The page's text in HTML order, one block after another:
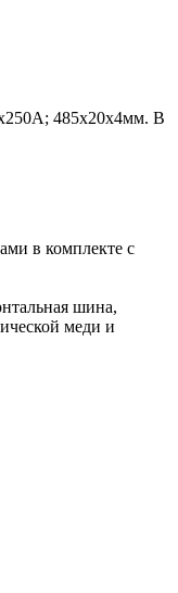
485х20х4мм. В
в комплекте с
шина,
меди и